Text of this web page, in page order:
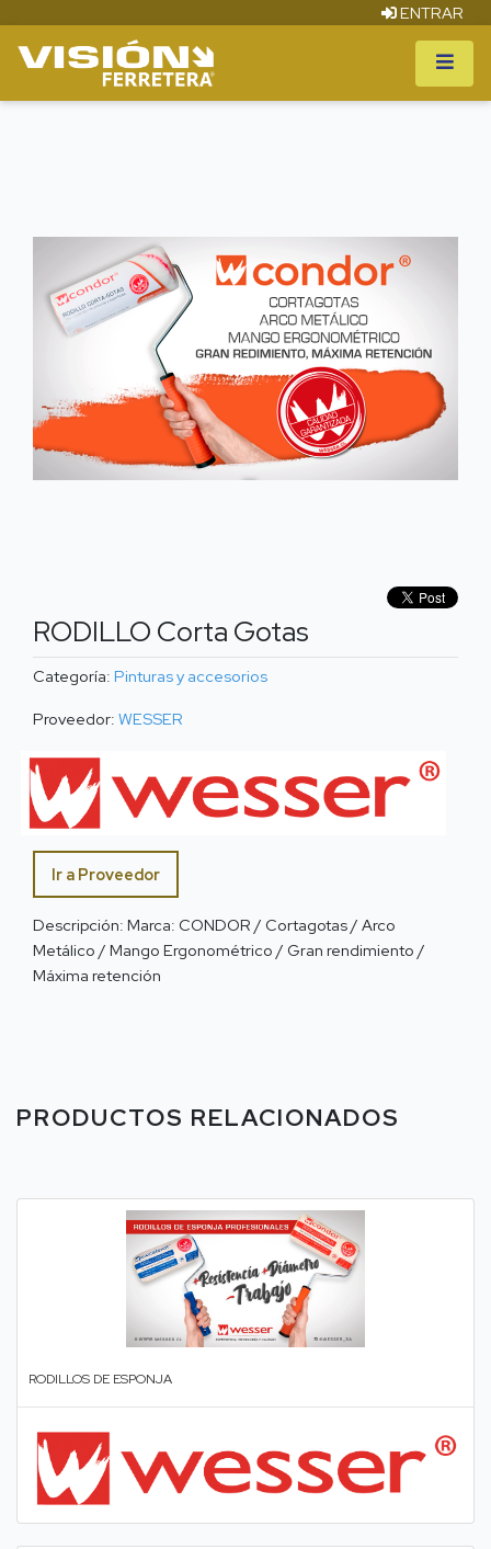
ENTRAR
RODILLO Corta Gotas
Categoría: Pinturas y accesorios
Proveedor: WESSER
Ir a Proveedor
Descripción: Marca: CONDOR / Cortagotas / Arco
Metálico / Mango Ergonométrico / Gran rendimiento /
Máxima retención
PRODUCTOS RELACIONADOS
RODILLOS DE ESPONJA